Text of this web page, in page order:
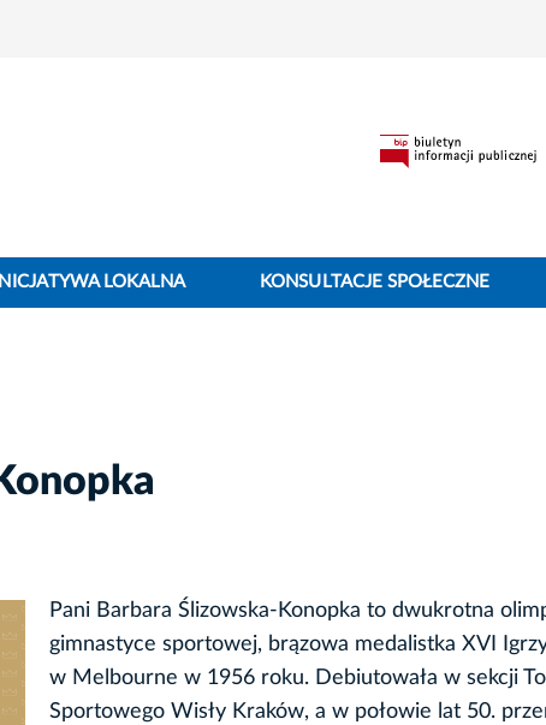
INICJATYWA LOKALNA KONSULTACJE SPOŁECZNE
Pani Barbara Ślizowska-Konopka to dwukrotna
gimnastyce sportowej, brązowa medalistka XVI
w Melbourne w 1956 roku. Debiutowała w sekcji
Sportowego Wisły Kraków, a w połowie lat 50.